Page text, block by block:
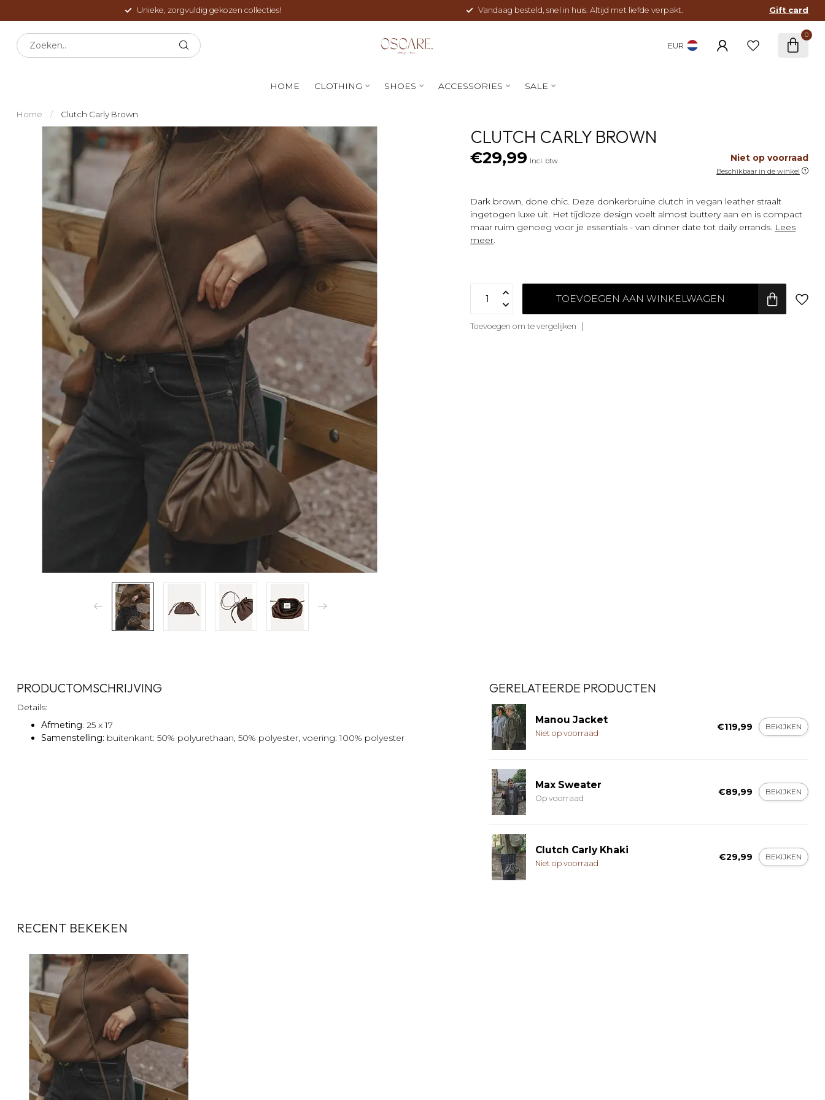
Unieke, zorgvuldig gekozen collecties! Vandaag besteld, snel in huis. Altijd met liefde verpakt. Gift card
EUR
0
HOME CLOTHING SHOES ACCESSORIES SALE
Home / Clutch Carly Brown
CLUTCH CARLY BROWN
€29,99 Incl. btw Niet op voorraad
Beschikbaar in de winkel
Dark brown, done chic. Deze donkerbruine clutch in vegan leather straalt
ingetogen luxe uit. Het tijdloze design voelt almost buttery aan en is compact
maar ruim genoeg voor je essentials - van dinner date tot daily errands. Lees
meer.
TOEVOEGEN AAN WINKELWAGEN
Toevoegen om te vergelijken
PRODUCTOMSCHRIJVING
Details:
Afmeting: 25 x 17
Samenstelling: buitenkant: 50% polyurethaan, 50% polyester, voering: 100% polyester
GERELATEERDE PRODUCTEN
Manou Jacket
Niet op voorraad
€119,99 BEKIJKEN
Max Sweater
Op voorraad
€89,99 BEKIJKEN
Clutch Carly Khaki
Niet op voorraad
€29,99 BEKIJKEN
RECENT BEKEKEN